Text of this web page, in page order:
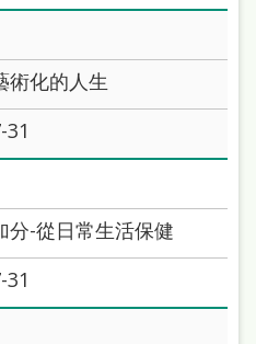
術化的人生
31
分-從日常生活保健
31